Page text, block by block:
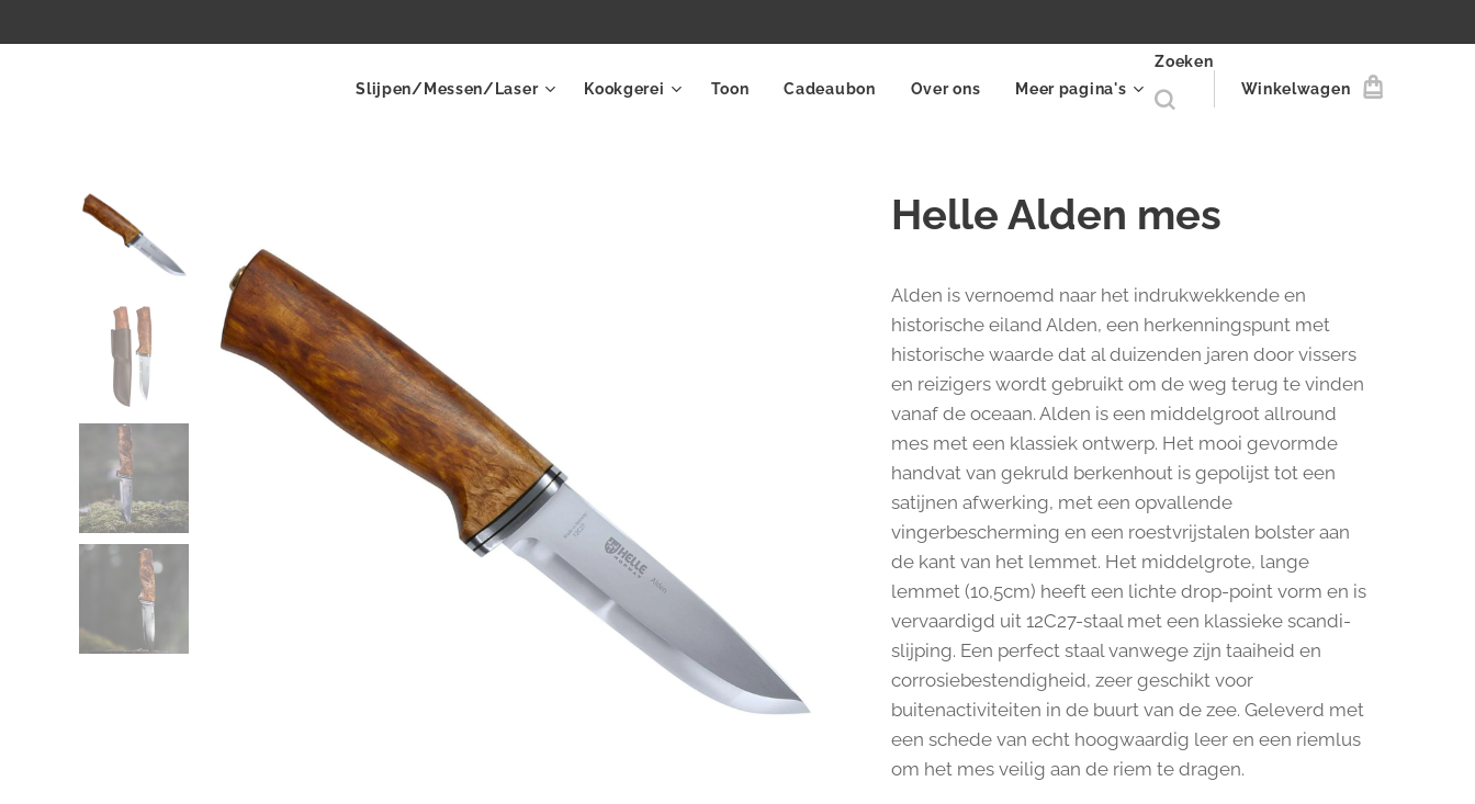
Slijpen/Messen/Laser Kookgerei Toon Cadeaubon Over ons Meer pagina's
Zoeken
Winkelwagen
Helle Alden mes
Alden is vernoemd naar het indrukwekkende en
historische eiland Alden, een herkenningspunt met
historische waarde dat al duizenden jaren door vissers
en reizigers wordt gebruikt om de weg terug te vinden
vanaf de oceaan. Alden is een middelgroot allround
mes met een klassiek ontwerp. Het mooi gevormde
handvat van gekruld berkenhout is gepolijst tot een
satijnen afwerking, met een opvallende
vingerbescherming en een roestvrijstalen bolster aan
de kant van het lemmet. Het middelgrote, lange
lemmet (10,5cm) heeft een lichte drop-point vorm en is
vervaardigd uit 12C27-staal met een klassieke scandi-
slijping. Een perfect staal vanwege zijn taaiheid en
corrosiebestendigheid, zeer geschikt voor
buitenactiviteiten in de buurt van de zee. Geleverd met
een schede van echt hoogwaardig leer en een riemlus
om het mes veilig aan de riem te dragen.